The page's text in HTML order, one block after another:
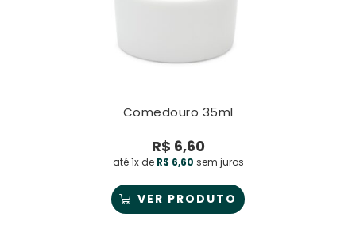
Comedouro 35ml
R$ 6,60
até 1x de R$ 6,60 sem juros
VER PRODUTO